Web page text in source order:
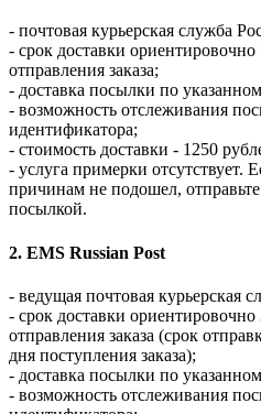
- почтовая курьерская служба
- срок доставки
отправления заказа;
- доставка посылки по
- возможность отслеживания
идентификатора;
- стоимость доставки - 1250
- услуга примерки отсутствует.
причинам не подошел,
посылкой.
2. EMS Russian Post
- ведущая почтовая курьерская
- срок доставки
отправления заказа (срок
дня поступления заказа);
- доставка посылки по
- возможность отслеживания